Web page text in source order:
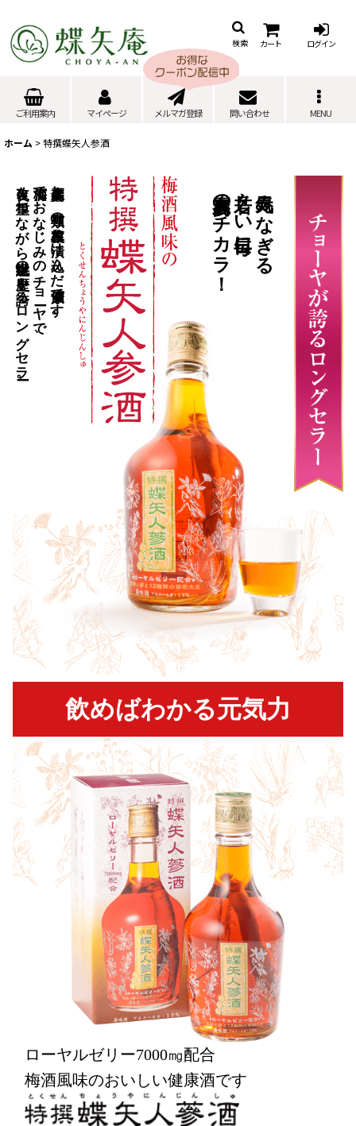
検索 カート ログイン
ご利用案内 マイページ メルマガ登録 問い合わせ MENU
ホーム >特撰蝶矢人参酒
高麗人参と
種類の草根木皮を漬け込んだ健康酒です。
梅酒でおなじみのチョーヤで、
改良を重ねながら半世紀以上の歴史を誇るロングセラー。 元気みなぎる
若々しい毎日に
高麗人参のチカラ！
飲めばわかる元気力
ローヤルゼリー7000㎎配合
梅酒風味のおいしい健康酒です